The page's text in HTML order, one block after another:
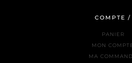
COMPTE /
PANIER
MON
MA